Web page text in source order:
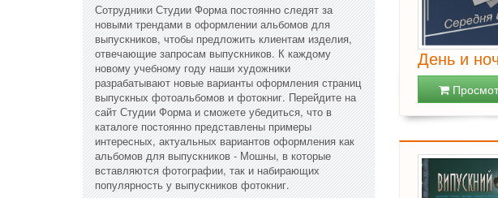
Сотрудники Студии Форма постоянно следят за
новыми трендами в оформлении альбомов для
выпускников, чтобы предложить клиентам изделия,
отвечающие запросам выпускников. К каждому
новому учебному году наши художники
разрабатывают новые варианты оформления страниц
выпускных фотоальбомов и фотокниг. Перейдите на
сайт Студии Форма и сможете убедиться, что в
каталоге постоянно представлены примеры
интересных, актуальных вариантов оформления как
альбомов для выпускников - Мошны, в которые
вставляются фотографии, так и набирающих
популярность у выпускников фотокниг.
День и